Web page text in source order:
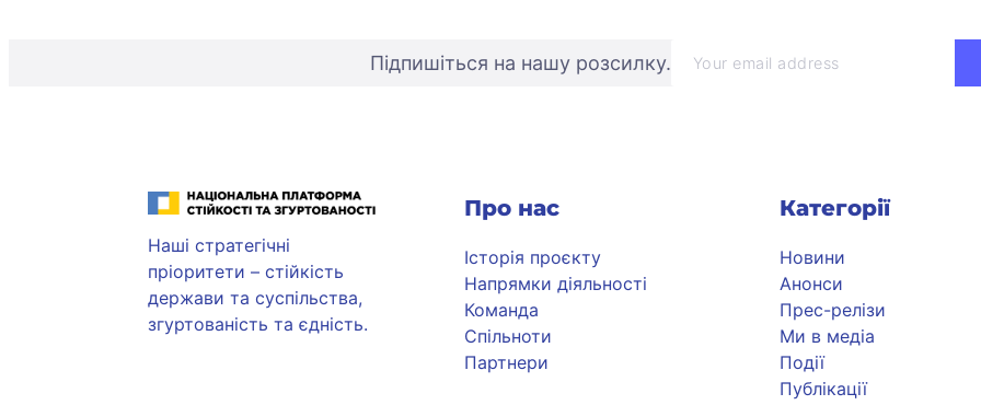
Підпишіться на нашу розсилку.
Національна платформа стійкості та згуртованості
Наші стратегічні
пріоритети – стійкість
держави та суспільства,
згуртованість та єдність.
Про нас
Історія проєкту
Напрямки діяльності
Команда
Спільноти
Партнери
Категорії
Новини
Анонси
Прес-релізи
Ми в медіа
Події
Публікації